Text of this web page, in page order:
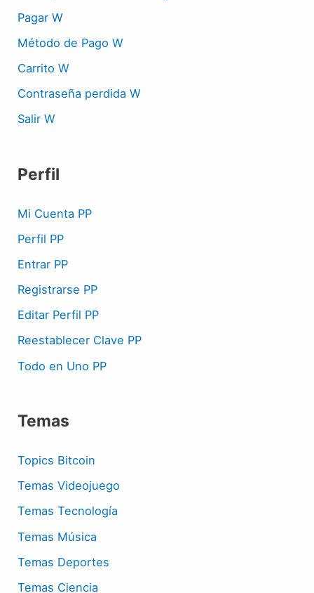
Pagar W
Método de Pago W
Carrito W
Contraseña perdida W
Salir W
Perfil
Mi Cuenta PP
Perfil PP
Entrar PP
Registrarse PP
Editar Perfil PP
Reestablecer Clave PP
Todo en Uno PP
Temas
Topics Bitcoin
Temas Videojuego
Temas Tecnología
Temas Música
Temas Deportes
Temas Ciencia